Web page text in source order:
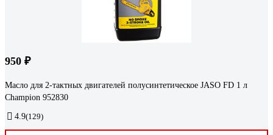
950 ₽
Масло для 2-тактных двигателей полусинтетическое JASO FD 1 л
Champion 952830
4.9(129)